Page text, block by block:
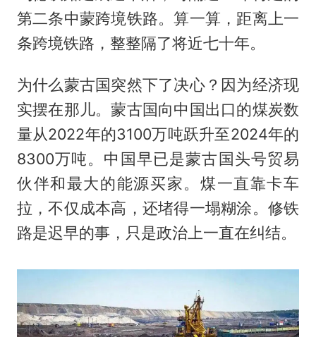
第二条中蒙跨境铁路。算一算，距离上一
条跨境铁路，整整隔了将近七十年。
为什么蒙古国突然下了决心？因为经济现
实摆在那儿。蒙古国向中国出口的煤炭数
量从2022年的3100万吨跃升至2024年的
8300万吨。中国早已是蒙古国头号贸易
伙伴和最大的能源买家。煤一直靠卡车
拉，不仅成本高，还堵得一塌糊涂。修铁
路是迟早的事，只是政治上一直在纠结。